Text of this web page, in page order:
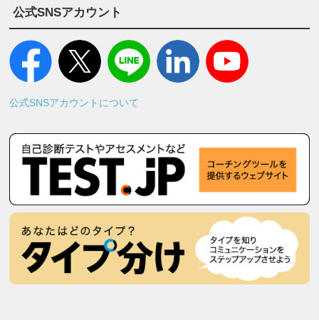
公式SNSアカウント
公式SNSアカウントについて